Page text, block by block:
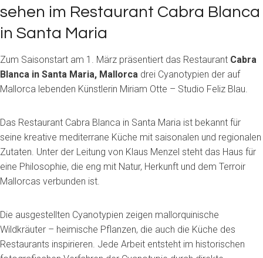
sehen im Restaurant Cabra Blanca
in Santa Maria
Zum Saisonstart am 1. März präsentiert das Restaurant Cabra
Blanca in Santa Maria, Mallorca drei Cyanotypien der auf
Mallorca lebenden Künstlerin Miriam Otte – Studio Feliz Blau.
Das Restaurant Cabra Blanca in Santa Maria ist bekannt für
seine kreative mediterrane Küche mit saisonalen und regionalen
Zutaten. Unter der Leitung von Klaus Menzel steht das Haus für
eine Philosophie, die eng mit Natur, Herkunft und dem Terroir
Mallorcas verbunden ist.
Die ausgestellten Cyanotypien zeigen mallorquinische
Wildkräuter – heimische Pflanzen, die auch die Küche des
Restaurants inspirieren. Jede Arbeit entsteht im historischen